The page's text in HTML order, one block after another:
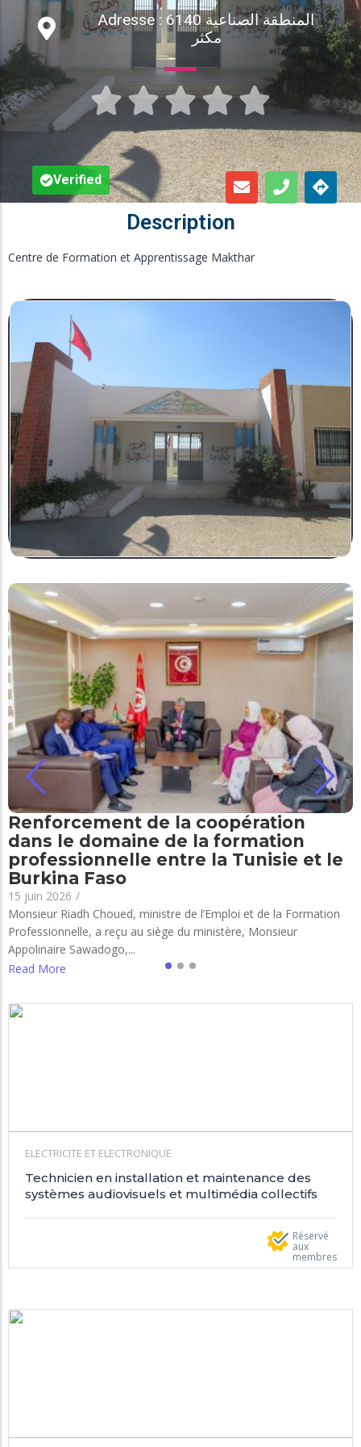
Inscription en Ligne
Bourses
Foire aux Questions
Adresse : المنطقة الصناعية 6140
مكثر

Verified
Description
Centre de Formation et Apprentissage Makthar
Renforcement de la coopération
dans le domaine de la formation
professionnelle entre la Tunisie et le
Burkina Faso
15 juin 2026 /
Monsieur Riadh Choued, ministre de l’Emploi et de la Formation
Professionnelle, a reçu au siège du ministère, Monsieur
Appolinaire Sawadogo,...
Read More
ELECTRICITE ET ELECTRONIQUE
Technicien en installation et maintenance des
systèmes audiovisuels et multimédia collectifs
Réservé
aux
membres